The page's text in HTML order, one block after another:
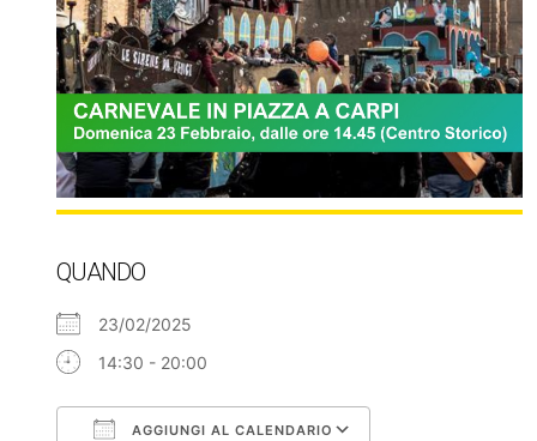
QUANDO
23/02/2025
14:30 - 20:00
AGGIUNGI AL CALENDARIO